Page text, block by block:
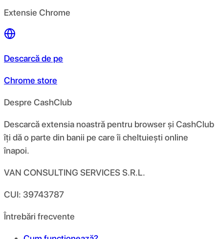
Extensie Chrome
Descarcă de pe
Chrome store
Despre CashClub
Descarcă extensia noastră pentru browser și CashClub
îți dă o parte din banii pe care îi cheltuiești online
înapoi.
VAN CONSULTING SERVICES S.R.L.
CUI: 39743787
Întrebări frecvente